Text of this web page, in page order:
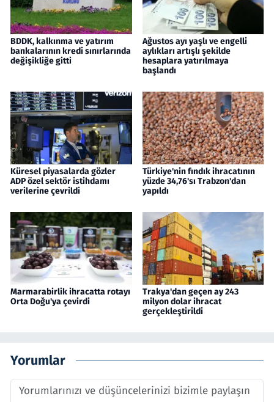
BDDK, kalkınma ve yatırım
bankalarının kredi sınırlarında
değişikliğe gitti
Ağustos ayı yaşlı ve engelli
aylıkları artışlı şekilde
hesaplara yatırılmaya
başlandı
Küresel piyasalarda gözler
ADP özel sektör istihdamı
verilerine çevrildi
Türkiye'nin fındık ihracatının
yüzde 34,76'sı Trabzon'dan
yapıldı
Marmarabirlik ihracatta rotayı
Orta Doğu'ya çevirdi
Trakya'dan geçen ay 243
milyon dolar ihracat
gerçekleştirildi
Yorumlar